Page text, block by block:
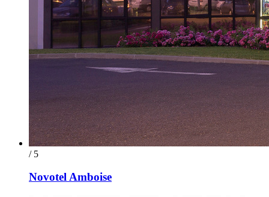
/ 5
Novotel Amboise